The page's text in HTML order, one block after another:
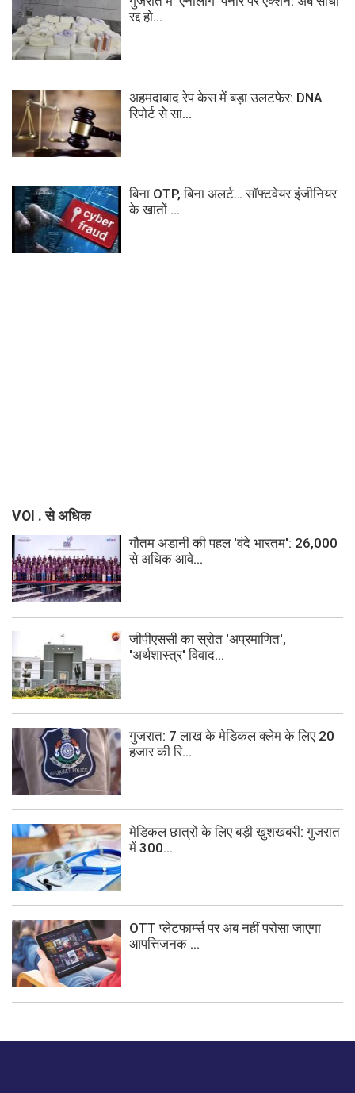
रद्द हो...
अहमदाबाद रेप केस में बड़ा उलटफेर: DNA
रिपोर्ट से सा...
बिना OTP, बिना अलर्ट… सॉफ्टवेयर इंजीनियर
के खातों ...
VOI . से अधिक
गौतम अडानी की पहल 'वंदे भारतम': 26,000
से अधिक आवे...
जीपीएससी का स्रोत 'अप्रमाणित',
'अर्थशास्त्र' विवाद...
गुजरात: 7 लाख के मेडिकल क्लेम के लिए 20
हजार की रि...
मेडिकल छात्रों के लिए बड़ी खुशखबरी: गुजरात
में 300...
OTT प्लेटफार्म्स पर अब नहीं परोसा जाएगा
आपत्तिजनक ...